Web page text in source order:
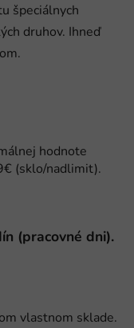
špeciálnych
druhov. Ihneď
hodnote
(sklo/nadlimit).
(pracovné dni).
vlastnom sklade.